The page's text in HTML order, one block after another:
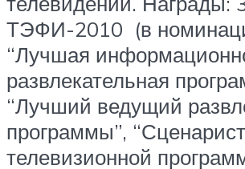
ТЭФИ-2010 (в
“Лучшая
развлекательная
“Лучший ведущий
программы”, “Сценарист
телевизионной